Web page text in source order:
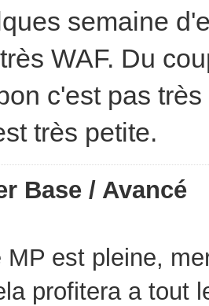
semaine
WAF. Du
c'est pas
très petite.
Base / Avancé
MP est pleine,
profitera a tout